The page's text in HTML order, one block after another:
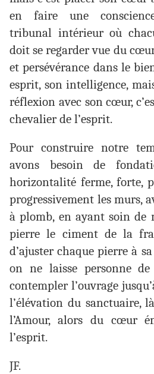
en faire une
tribunal intérieur où
doit se regarder vue du
et persévérance dans le
esprit, son intelligence,
réflexion avec son cœur,
chevalier de l’esprit.
Pour construire notre
avons besoin de
horizontalité ferme, forte,
progressivement les murs,
à plomb, en ayant soin de
pierre le ciment de la
d’ajuster chaque pierre à
on ne laisse personne
contempler l’ouvrage
l’élévation du sanctuaire,
l’Amour, alors du cœur
l’esprit.
JF.